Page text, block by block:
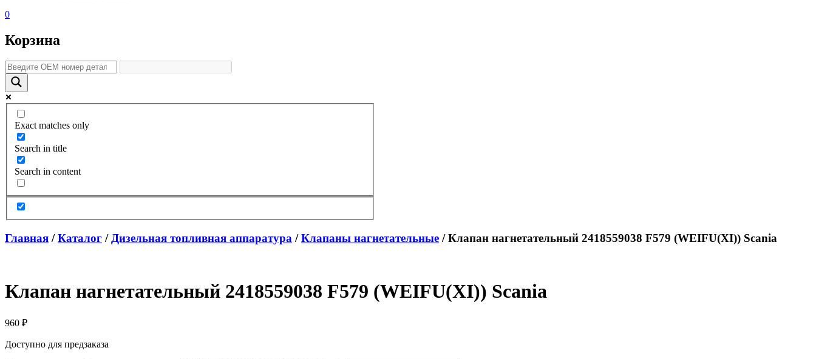
0
Корзина
Exact matches only
Search in title
Search in content
Главная /Каталог / Дизельная топливная аппаратура /Клапаны нагнетательные / Клапан нагнетательный 2418559038 F579 (WEIFU(XI)) Scania
Клапан нагнетательный 2418559038 F579 (WEIFU(XI)) Scania
960 ₽
Доступно для предзаказа